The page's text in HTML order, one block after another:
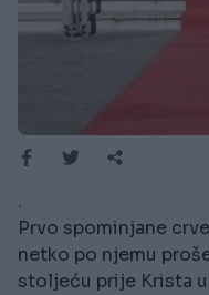
.
Prvo spominjane
netko po njemu
stoljeću prije Krista